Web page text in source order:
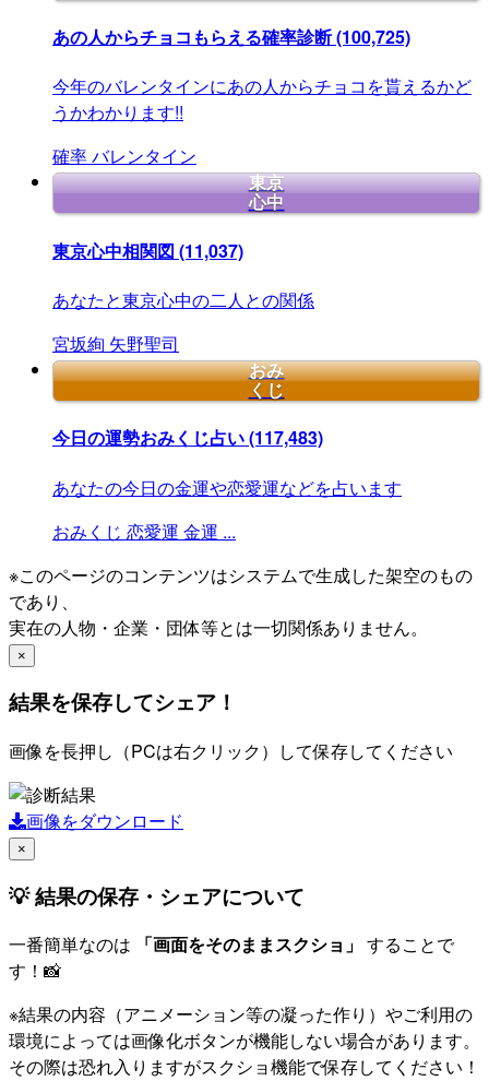
あの人からチョコもらえる確率診断(100,725)
今年のバレンタインにあの人からチョコを貰えるかど
うかわかります!!
確率バレンタイン
東京
心中
東京心中相関図 (11,037)
あなたと東京心中の二人との関係
宮坂絢 矢野聖司
おみ
くじ
今日の運勢おみくじ占い(117,483)
あなたの今日の金運や恋愛運などを占います
おみくじ 恋愛運 金運 ...
※このページのコンテンツはシステムで生成した架空のもの
であり、
実在の人物・企業・団体等とは一切関係ありません。
×
結果を保存してシェア！
画像を長押し（PCは右クリック）して保存してください
画像をダウンロード
×
💡 結果の保存・シェアについて
一番簡単なのは 「画面をそのままスクショ」 することで
す！📸
※結果の内容（アニメーション等の凝った作り）やご利用の
環境によっては画像化ボタンが機能しない場合があります。
その際は恐れ入りますがスクショ機能で保存してください！